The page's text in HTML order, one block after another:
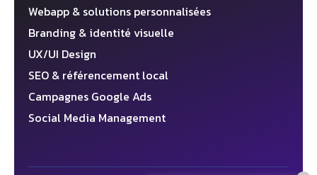
Webapp & solutions personnalisées
Branding & identité visuelle
UX/UI Design
SEO & référencement local
Campagnes Google Ads
Social Media Management